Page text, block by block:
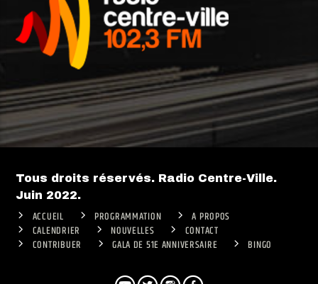
Tous droits réservés. Radio Centre-Ville.
Juin 2022.
ACCUEIL PROGRAMMATION
A PROPOS
CALENDRIER
NOUVELLES
CONTACT
CONTRIBUER
GALA DE 51E ANNIVERSAIRE BINGO